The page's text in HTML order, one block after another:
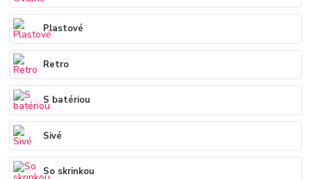
Plastové
Retro
S batériou
Sivé
So skrinkou